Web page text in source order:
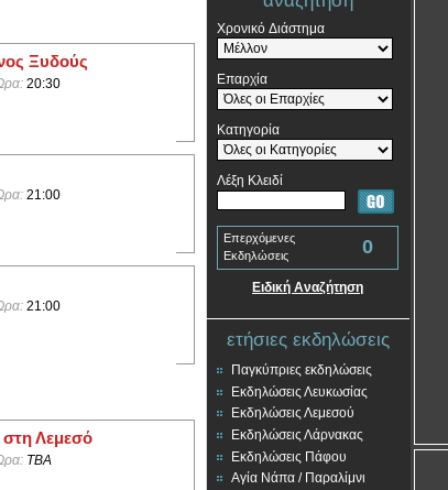
Ξυδούς
20:30
21:00
21:00
στη Λεμεσό
TBA
Χρονικό Διάστημα
Επαρχία
Κατηγορία
Λέξη Κλειδί
Επερχόμενες
Εκδηλώσεις
0
Ειδική Αναζήτηση
ετήσιες εκδηλώσεις
Παγκύπριες εκδηλώσεις
Εκδηλώσεις Λευκωσίας
Εκδηλώσεις Λεμεσού
Εκδηλώσεις Λάρνακας
Εκδηλώσεις Πάφου
Αγία Νάπα / Παραλίμνι